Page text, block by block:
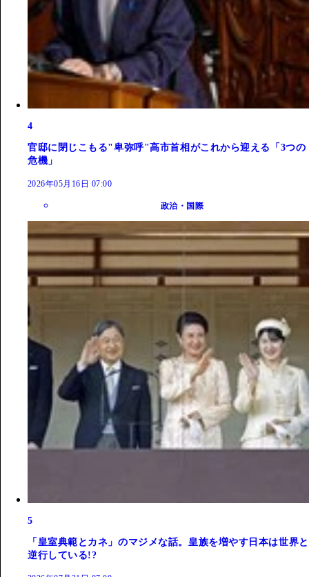
4
官邸に閉じこもる"卑弥呼"高市首相がこれから迎える「3つの
危機」
2026年05月16日 07:00
政治・国際
5
「皇室典範とカネ」のマジメな話。皇族を増やす日本は世界と
逆行している!?